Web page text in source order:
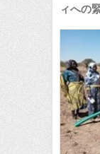
ィへ